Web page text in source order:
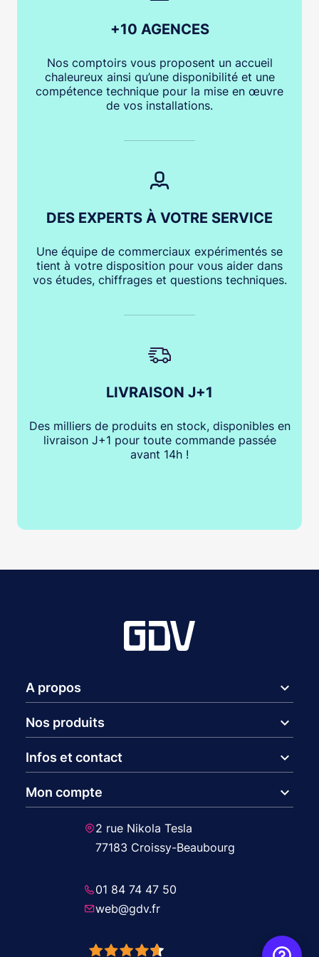
· Compteur de cycles
· Compteur d’heures de fonctionnement des moteurs
· Mémorisation des 10 derniers défauts
+10 AGENCES
Nos comptoirs vous proposent un accueil
chaleureux ainsi qu’une disponibilité et une
compétence technique pour la mise en œuvre
de vos installations.
DES EXPERTS À VOTRE SERVICE
Une équipe de commerciaux expérimentés se
tient à votre disposition pour vous aider dans
vos études, chiffrages et questions techniques.
LIVRAISON J+1
Des milliers de produits en stock, disponibles en
livraison J+1 pour toute commande passée
avant 14h !
A propos expand_more
Nos produits expand_more
Infos et contact expand_more
Mon compte expand_more
2 rue Nikola Tesla
77183 Croissy-Beaubourg
01 84 74 47 50
web@gdv.fr